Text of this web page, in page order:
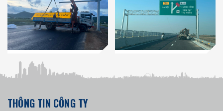
THÔNG TIN CÔNG TY